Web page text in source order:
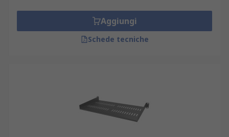
Aggiungi
Schede tecniche